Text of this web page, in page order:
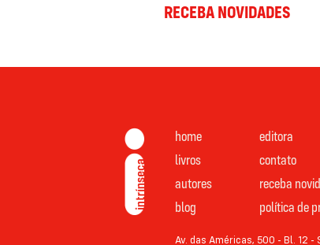
RECEBA NOVIDADES
home
livros
autores
blog
editora
contato
receba
política de
Av. das Américas, 500 - Bl. 12 -